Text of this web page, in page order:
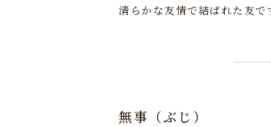
清らかな友情で結ばれた友で
無事（ぶじ）